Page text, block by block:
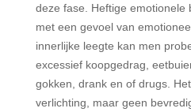
deze fase. Heftige emotionele
met een gevoel van
innerlijke leegte kan men
excessief koopgedrag,
gokken, drank en of drugs.
verlichting, maar geen